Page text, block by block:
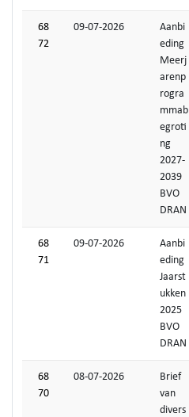
68
72
09-07-2026
Aanbi
eding
Meerj
arenp
rogra
mmab
egroti
ng
2027-
2039
BVO
DRAN
68
71
09-07-2026
Aanbi
eding
Jaarst
ukken
2025
BVO
DRAN
68
70
08-07-2026
Brief
van
divers